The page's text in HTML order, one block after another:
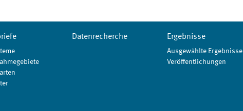
Datenrecherche Ergebnisse
Ausgewählte Ergebnisse
Veröffentlichungen